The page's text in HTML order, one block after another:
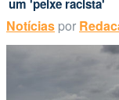
um 'peixe racista'
Notícias por